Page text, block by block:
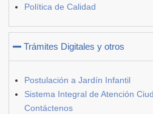
Política de Calidad
Trámites Digitales y otros
Postulación a Jardín Infantil
Sistema Integral de Atención
Contáctenos